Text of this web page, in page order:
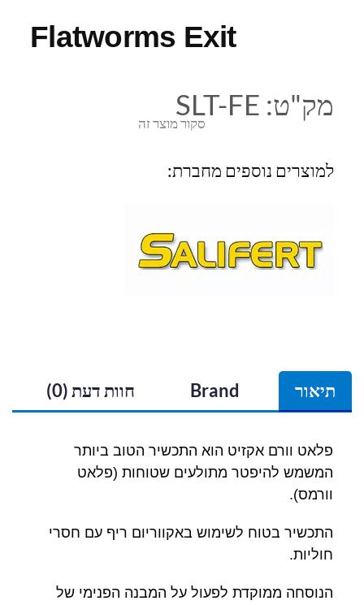
Flatworms Exit
סקור מוצר זה
מק"ט: SLT-FE
למוצרים נוספים מחברת:
תיאור Brand חוות דעת (0)
פלאט וורם אקזיט הוא התכשיר הטוב ביותר
המשמש להיפטר מתולעים שטוחות (פלאט
וורמס).
התכשיר בטוח לשימוש באקווריום ריף עם חסרי
חוליות.
הנוסחה ממוקדת לפעול על המבנה הפנימי של